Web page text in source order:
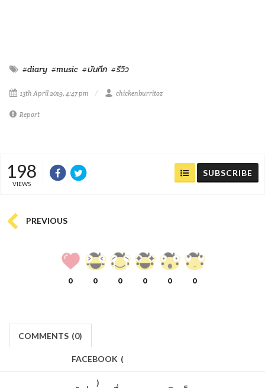
#diary #music #บันทึก #รีวิว
13th April 2019, 4:47 pm chickenburritoz
Report
198
VIEWS
SUBSCRIBE
PREVIOUS
0 0 0 0 0 0
COMMENTS (0)
FACEBOOK (
)